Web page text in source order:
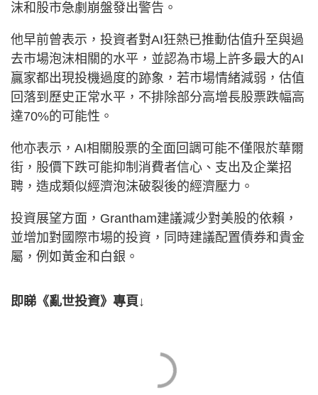
沫和股市急劇崩盤發出警告。
他早前曾表示，投資者對AI狂熱已推動估值升至與過
去市場泡沫相關的水平，並認為市場上許多最大的AI
贏家都出現投機過度的跡象，若市場情緒減弱，估值
回落到歷史正常水平，不排除部分高增長股票跌幅高
達70%的可能性。
他亦表示，AI相關股票的全面回調可能不僅限於華爾
街，股價下跌可能抑制消費者信心、支出及企業招
聘，造成類似經濟泡沫破裂後的經濟壓力。
投資展望方面，Grantham建議減少對美股的依賴，
並增加對國際市場的投資，同時建議配置債券和貴金
屬，例如黃金和白銀。
即睇《亂世投資》專頁↓